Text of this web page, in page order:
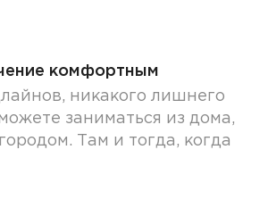
комфортным
никакого лишнего
заниматься из дома,
Там и тогда, когда